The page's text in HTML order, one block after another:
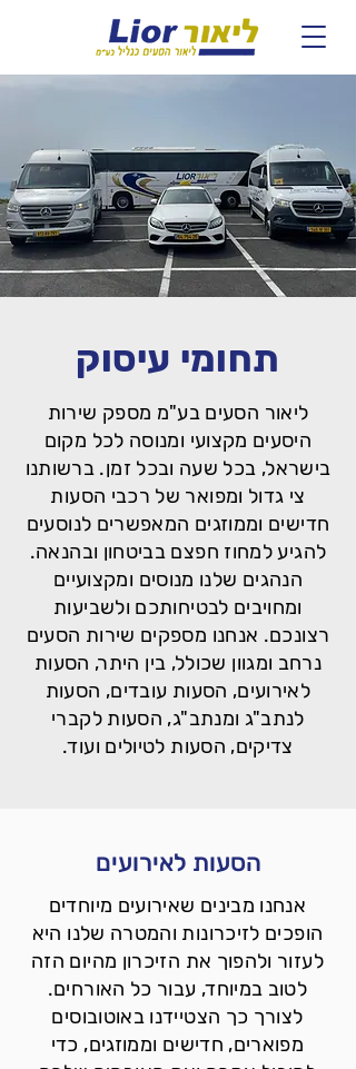
תחומי עיסוק
ליאור הסעים בע"מ מספק שירות
היסעים מקצועי ומנוסה לכל מקום
בישראל, בכל שעה ובכל זמן. ברשותנו
צי גדול ומפואר של רכבי הסעות
חדישים וממוזגים המאפשרים לנוסעים
להגיע למחוז חפצם בביטחון ובהנאה.
הנהגים שלנו מנוסים ומקצועיים
ומחויבים לבטיחותכם ולשביעות
רצונכם. אנחנו מספקים שירות הסעים
נרחב ומגוון שכולל, בין היתר, הסעות
לאירועים, הסעות עובדים, הסעות
לנתב"ג ומנתב"ג, הסעות לקברי
צדיקים, הסעות לטיולים ועוד.
הסעות לאירועים
אנחנו מבינים שאירועים מיוחדים
הופכים לזיכרונות והמטרה שלנו היא
לעזור ולהפוך את הזיכרון מהיום הזה
לטוב במיוחד, עבור כל האורחים.
לצורך כך הצטיידנו באוטובוסים
מפוארים, חדישים וממוזגים, כדי